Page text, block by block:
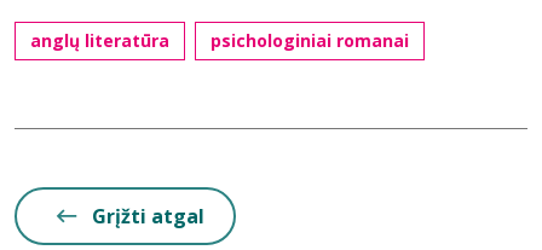
anglų literatūra psichologiniai romanai
Grįžti atgal